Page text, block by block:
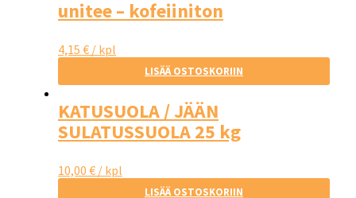
unitee – kofeiiniton
4,15 € / kpl
LISÄÄ OSTOSKORIIN
KATUSUOLA / JÄÄN
SULATUSSUOLA 25 kg
10,00 € / kpl
LISÄÄ OSTOSKORIIN